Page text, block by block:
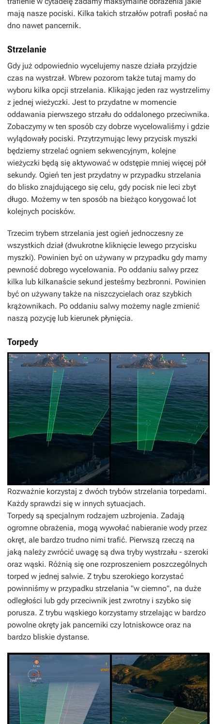
mają nasze pociski. Kilka takich strzałów potrafi posłać na
dno nawet pancernik.
Strzelanie
Gdy już odpowiednio wycelujemy nasze działa przyjdzie
czas na wystrzał. Wbrew pozorom także tutaj mamy do
wyboru kilka opcji strzelania. Klikając jeden raz wystrzelimy
z jednej wieżyczki. Jest to przydatne w momencie
oddawania pierwszego strzału do oddalonego przeciwnika.
Zobaczymy w ten sposób czy dobrze wycelowaliśmy i gdzie
wylądowały pociski. Przytrzymując lewy przycisk myszki
będziemy strzelać ogniem sekwencyjnym, kolejne
wieżyczki będą się aktywować w odstępie mniej więcej pół
sekundy. Ogień ten jest przydatny w przypadku strzelania
do blisko znajdującego się celu, gdy pocisk nie leci zbyt
długo. Możemy w ten sposób na bieżąco korygować lot
kolejnych pocisków.
Trzecim trybem strzelania jest ogień jednoczesny ze
wszystkich dział (dwukrotne kliknięcie lewego przycisku
myszki). Powinien być on używany w przypadku gdy mamy
pewność dobrego wycelowania. Po oddaniu salwy przez
kilka lub kilkanaście sekund jesteśmy bezbronni. Powinien
być on używany także na niszczycielach oraz szybkich
krążownikach. Po oddaniu salwy możemy nagle zmienić
naszą pozycję lub kierunek płynięcia.
Torpedy
Rozważnie korzystaj z dwóch trybów strzelania torpedami.
Każdy sprawdzi się w innych sytuacjach.
Torpedy są specjalnym rodzajem uzbrojenia. Zadają
ogromne obrażenia, mogą wywołać nabieranie wody przez
okręt, ale bardzo trudno nimi trafić. Pierwszą rzeczą na
jaką należy zwrócić uwagę są dwa tryby wystrzału - szeroki
oraz wąski. Różnią się one rozproszeniem poszczególnych
torped w jednej salwie. Z trybu szerokiego korzystać
powinniśmy w przypadku strzelania "w ciemno", na duże
odległości lub gdy przeciwnik jest zwrotny i szybko się
porusza. Z trybu wąskiego korzystamy strzelając w bardzo
powolne okręty jak pancerniki czy lotniskowce oraz na
bardzo bliskie dystanse.